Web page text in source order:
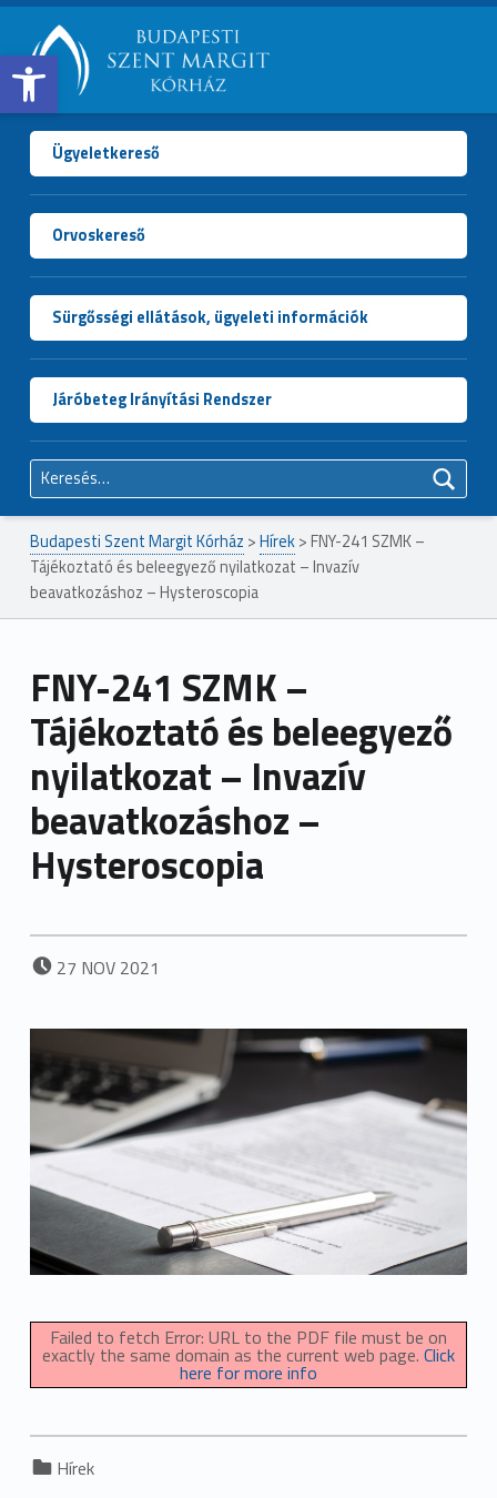
Open toolbar
BUDAPESTI
SZENT
MARGIT
KÓRHÁZ
Ügyeletkereső
Orvoskereső
Sürgősségi ellátások, ügyeleti információk
Járóbeteg Irányítási Rendszer
Keresés:
Budapesti Szent Margit Kórház >Hírek> FNY-241 SZMK –
Tájékoztató és beleegyező nyilatkozat – Invazív
beavatkozáshoz – Hysteroscopia
FNY-241 SZMK –
Tájékoztató és beleegyező
nyilatkozat – Invazív
beavatkozáshoz –
Hysteroscopia
POSTED ON:
27 NOV 2021
Failed to fetch Error: URL to the PDF file must be on
exactly the same domain as the current web page. Click
here for more info
Categorized in:
Hírek